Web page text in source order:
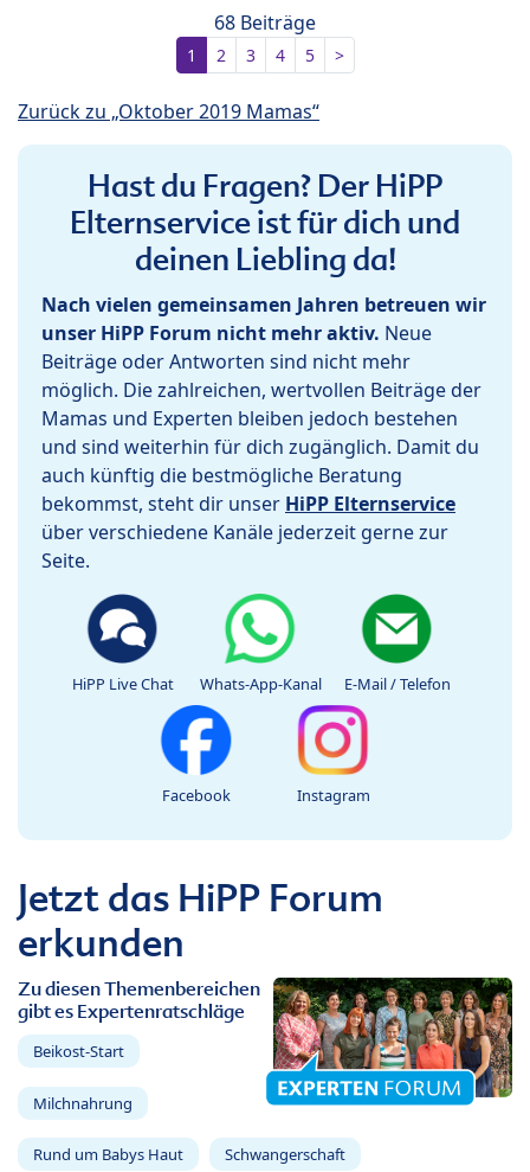
68 Beiträge
1 2 3 4 5 >
Zurück zu „Oktober 2019 Mamas“
Hast du Fragen? Der HiPP
Elternservice ist für dich und
deinen Liebling da!
Nach vielen gemeinsamen Jahren betreuen wir
unser HiPP Forum nicht mehr aktiv. Neue
Beiträge oder Antworten sind nicht mehr
möglich. Die zahlreichen, wertvollen Beiträge der
Mamas und Experten bleiben jedoch bestehen
und sind weiterhin für dich zugänglich. Damit du
auch künftig die bestmögliche Beratung
bekommst, steht dir unser HiPP Elternservice
über verschiedene Kanäle jederzeit gerne zur
Seite.
HiPP Live Chat Whats-App-Kanal E-Mail / Telefon
Facebook Instagram
Jetzt das HiPP Forum
erkunden
Zu diesen Themenbereichen
gibt es Expertenratschläge
Beikost-Start
Milchnahrung
Rund um Babys Haut Schwangerschaft